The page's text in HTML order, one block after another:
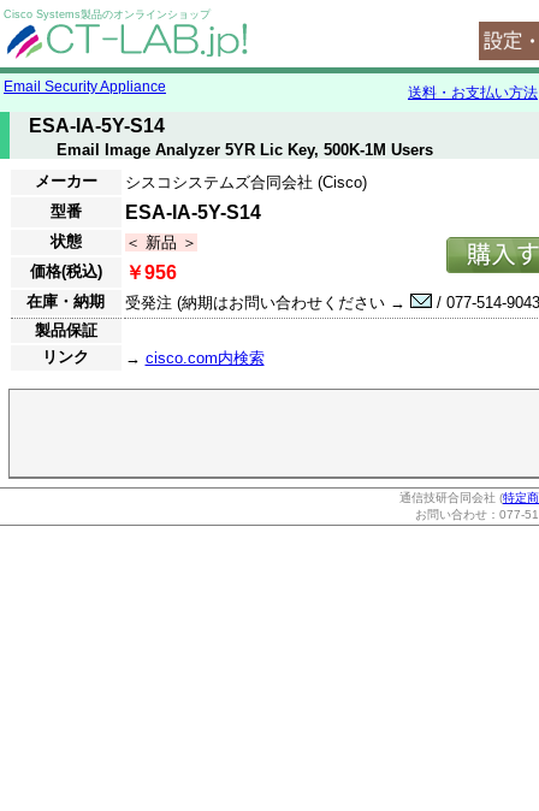
Cisco Systems製品のオンラインショップ
Email Security Appliance 送料・お支払い方法
ESA-IA-5Y-S14
Email Image Analyzer 5YR Lic Key, 500K-1M Users
メーカー
シスコシステムズ合同会社 (Cisco)
型番
ESA-IA-5Y-S14
状態
＜ 新品 ＞
価格(税込)
￥956
在庫・納期 受発注 (納期はお問い合わせください →
/ 077-514-
製品保証
リンク
→ cisco.com内検索
通信技研合同会社 (特定
お問い合わせ：077-